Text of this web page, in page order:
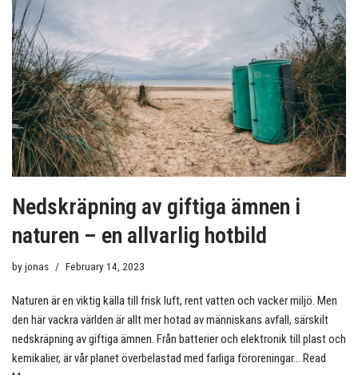
Nedskräpning av giftiga ämnen i
naturen – en allvarlig hotbild
byjonas February 14, 2023
Naturen är en viktig källa till frisk luft, rent vatten och vacker miljö. Men
den här vackra världen är allt mer hotad av människans avfall, särskilt
nedskräpning av giftiga ämnen. Från batterier och elektronik till plast och
kemikalier, är vår planet överbelastad med farliga föroreningar… Read